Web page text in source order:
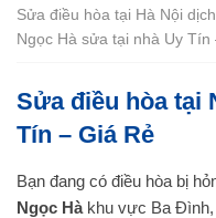
Sửa điều hòa tại Hà Nội
Ngọc Hà sửa tại nhà Uy Tín
Sửa điều hòa tại
Tín – Giá Rẻ
Bạn đang có điều hòa bị
Ngọc Hàkhu vực Ba Đình,